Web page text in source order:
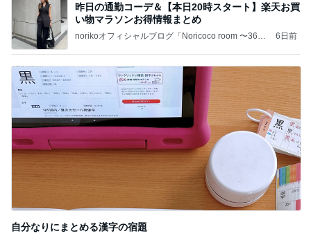
昨日の通勤コーデ＆【本日20時スタート】楽天お買
い物マラソンお得情報まとめ
norikoオフィシャルブログ「Noricoco room 〜365
6日前
自分なりにまとめる漢字の宿題